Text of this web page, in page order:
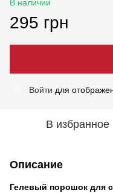
В наличии
295 грн
Войти для
В избранное
Описание
Гелевый порошок для